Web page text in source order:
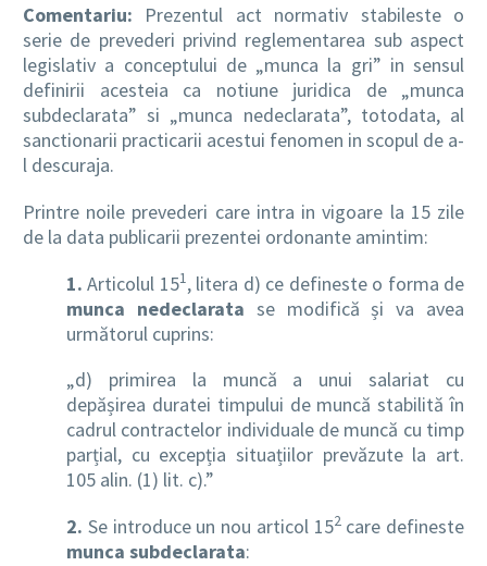
Comentariu: Prezentul act normativ stabileste o
serie de prevederi privind reglementarea sub aspect
legislativ a conceptului de „munca la gri” in sensul
definirii acesteia ca notiune juridica de „munca
subdeclarata” si „munca nedeclarata”, totodata, al
sanctionarii practicarii acestui fenomen in scopul de a-
l descuraja.
Printre noile prevederi care intra in vigoare la 15 zile
de la data publicarii prezentei ordonante amintim:
1. Articolul 151, litera d) ce defineste o forma de
munca nedeclarata se modifică și va avea
următorul cuprins:
„d) primirea la muncă a unui salariat cu
depășirea duratei timpului de muncă stabilită în
cadrul contractelor individuale de muncă cu timp
parțial, cu excepția situațiilor prevăzute la art.
105 alin. (1) lit. c).”
2. Se introduce un nou articol 152care defineste
munca subdeclarata: